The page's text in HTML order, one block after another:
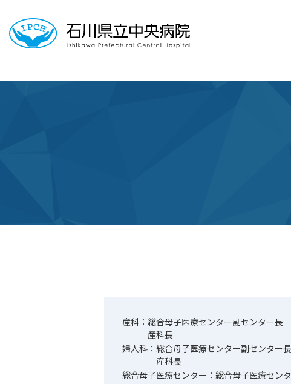
産科： 総合母子医療センター副センター長
産科長
婦人科： 総合母子医療センター副センター長
産科長
総合母子医療センター： 総合母子医療セン